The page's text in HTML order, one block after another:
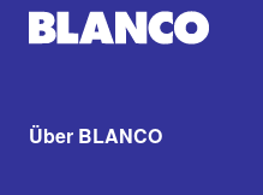
Über BLANCO